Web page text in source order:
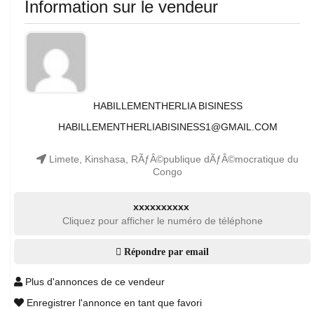
Information sur le vendeur
HABILLEMENTHERLIA BISINESS
HABILLEMENTHERLIABISINESS1@GMAIL.COM
Limete, Kinshasa, RÃƒÂ©publique dÃƒÂ©mocratique du
Congo
xxxxxxxxxx
Cliquez pour afficher le numéro de téléphone
Répondre par email
Plus d'annonces de ce vendeur
Enregistrer l'annonce en tant que favori